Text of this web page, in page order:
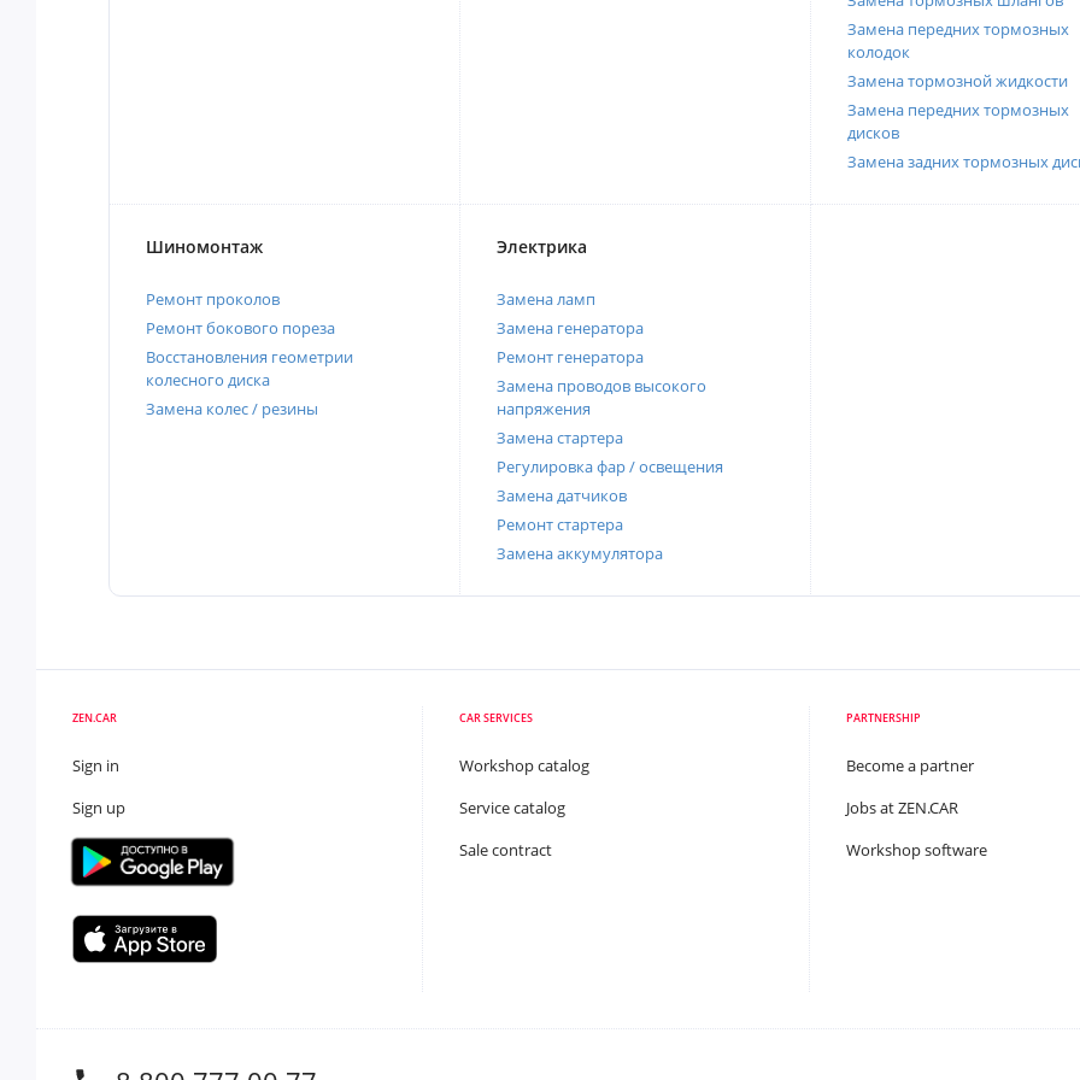
Замена передних тормозных
колодок
Замена тормозной жидкости
Замена передних тормозных
дисков
Замена задних тормозных
Шиномонтаж
Ремонт проколов
Ремонт бокового пореза
Восстановления геометрии
колесного диска
Замена колес / резины
Электрика
Замена ламп
Замена генератора
Ремонт генератора
Замена проводов высокого
напряжения
Замена стартера
Регулировка фар / освещения
Замена датчиков
Ремонт стартера
Замена аккумулятора
ZEN.CAR
Sign in
Sign up
CAR SERVICES
Workshop catalog
Service catalog
Sale contract
PARTNERSHIP
Become a partner
Jobs at ZEN.CAR
Workshop software